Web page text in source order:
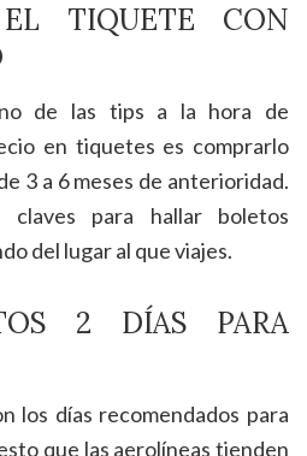
TIQUETE CON
de las tips a la hora de
en tiquetes es comprarlo
3 a 6 meses de anterioridad.
para hallar boletos
del lugar al que viajes.
2 DÍAS PARA
los días recomendados para
que las aerolíneas tienden